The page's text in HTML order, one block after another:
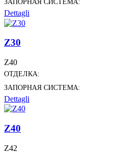
ЗАПОРНАЯ СИСТЕМА:
Dettagli
Z30
Z40
ОТДЕЛКА:
ЗАПОРНАЯ СИСТЕМА:
Dettagli
Z40
Z42